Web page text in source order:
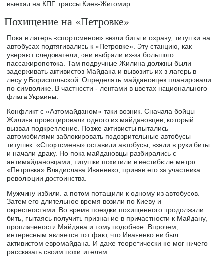
выехал на КПП трассы Киев-Житомир.
Похищение на «Петровке»
Пока в лагерь «спортсменов» везли биты и охрану, титушки на
автобусах подтягивались к «Петровке». Эту станцию, как
уверяют следователи, они выбрали из-за большого
пассажиропотока. Там подручные Жилина должны были
задерживать активистов Майдана и вывозить их в лагерь в
лесу у Бориспольской. Определять майдановцев планировали
по символике. В частности - лентами в цветах национального
флага Украины.
Конфликт с «Автомайданом» таки возник. Сначала бойцы
Жилина провоцировали одного из майдановцев, который
вызвал подкрепление. Позже активисты пытались
автомобилями заблокировать подозрительные автобусы
титушек. «Спортсмены» оставили автобусы, взяли в руки биты
и начали драку. Но пока майдановцы разбирались с
антимайдановцами, титушки похитили в вестибюле метро
«Петровка» Владислава Иваненко, приняв его за участника
революции достоинства.
Мужчину избили, а потом потащили к одному из автобусов.
Затем его длительное время возили по Киеву и
окрестностями. Во время поездки похищенного продолжали
бить, пытаясь получить признание в причастности к Майдану,
проплачености Майдана и тому подобное. Впрочем,
интересным является тот факт, что Иваненко ни был
активистом евромайдана. И даже теоретически не мог ничего
рассказать своим похитителям.